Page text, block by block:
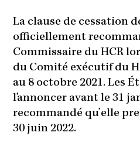
La clause de cessation
officiellement
Commissaire du HCR
du Comité exécutif du
au 8 octobre 2021. Les
l’annoncer avant le 31
recommandé qu’elle
30 juin 2022.